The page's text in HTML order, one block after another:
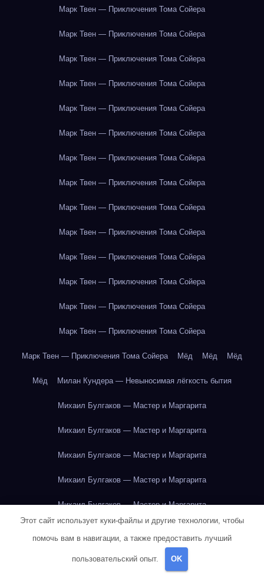
Марк Твен — Приключения Тома Сойера
Марк Твен — Приключения Тома Сойера
Марк Твен — Приключения Тома Сойера
Марк Твен — Приключения Тома Сойера
Марк Твен — Приключения Тома Сойера
Марк Твен — Приключения Тома Сойера
Марк Твен — Приключения Тома Сойера
Марк Твен — Приключения Тома Сойера
Марк Твен — Приключения Тома Сойера
Марк Твен — Приключения Тома Сойера
Марк Твен — Приключения Тома Сойера
Марк Твен — Приключения Тома Сойера
Марк Твен — Приключения Тома Сойера
Марк Твен — Приключения Тома Сойера
Марк Твен — Приключения Тома Сойера Мёд Мёд Мёд
Мёд Милан Кундера — Невыносимая лёгкость бытия
Михаил Булгаков — Мастер и Маргарита
Михаил Булгаков — Мастер и Маргарита
Михаил Булгаков — Мастер и Маргарита
Михаил Булгаков — Мастер и Маргарита
Михаил Булгаков — Мастер и Маргарита
Михаил Булгаков — Мастер и Маргарита
Этот сайт использует куки-файлы и другие технологии, чтобы
помочь вам в навигации, а также предоставить лучший
пользовательский опыт. OK